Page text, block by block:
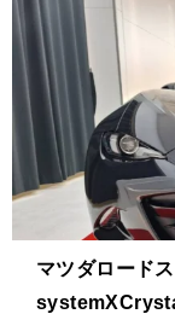
マツダロード